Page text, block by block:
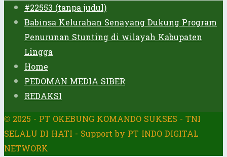
#22553 (tanpa judul)
Babinsa Kelurahan Senayang Dukung Program
Penurunan Stunting di wilayah Kabupaten
Lingga
Home
PEDOMAN MEDIA SIBER
REDAKSI
© 2025 - PT OKEBUNG KOMANDO SUKSES - TNI
SELALU DI HATI - Support by PT INDO DIGITAL
NETWORK